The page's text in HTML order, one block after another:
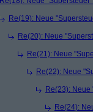
Re(19): Neue
Re(20): Neue
Re(21): Neue
Re(22): Neue
Re(23):
Re(24):